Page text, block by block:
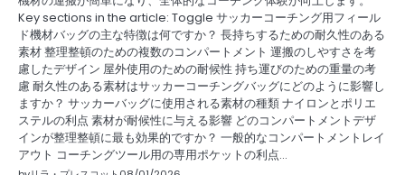
Key sections in the article: Toggle サッカーコーチング用フィール
ド機材バッグの主な特徴は何ですか？ 長持ちするための耐久性のある
素材 整理整頓のための複数のコンパートメント 運搬のしやすさを考
慮したデザイン 屋外使用のための耐候性 持ち運びのための重量の考
慮 耐久性のある素材はサッカーコーチングバッグにどのように影響し
ますか？ サッカーバッグに使用される素材の種類 ナイロンとポリエ
ステルの利点 素材が耐候性に与える影響 どのコンパートメントデザ
インが整理整頓に最も効果的ですか？ 一般的なコンパートメントレイ
アウト コーチングツール用の専用ポケットの利点…